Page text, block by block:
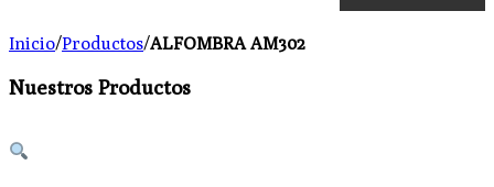
Inicio/Productos/ALFOMBRA AM302
Nuestros Productos